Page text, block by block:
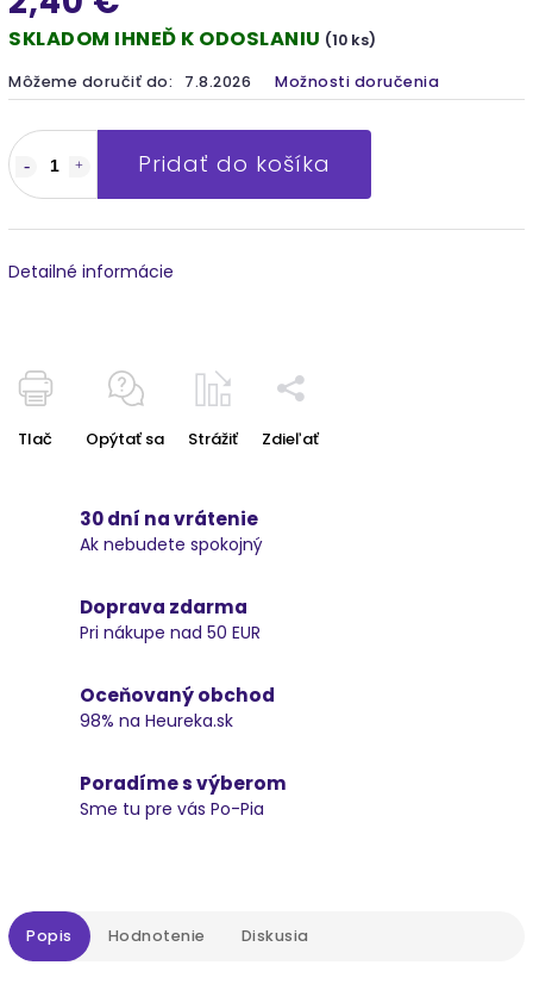
SKLADOM IHNEĎ K ODOSLANIU (10 ks)
Môžeme doručiť do: 7.8.2026 Možnosti doručenia
Pridať do košíka
Detailné informácie
Tlač Opýtať sa Strážiť Zdieľať
30 dní na vrátenie
Ak nebudete spokojný
Doprava zdarma
Pri nákupe nad 50 EUR
Oceňovaný obchod
98% na Heureka.sk
Poradíme s výberom
Sme tu pre vás Po-Pia
Popis Hodnotenie Diskusia